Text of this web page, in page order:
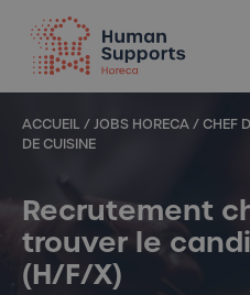
Votre spécialiste en
ACCUEIL /JOBS HORECA/CHEF
DE CUISINE
Recrutement
trouver le
(H/F/X)